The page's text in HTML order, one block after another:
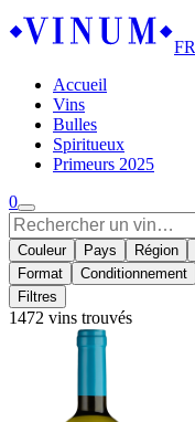
FR
Accueil
Vins
Bulles
Spiritueux
Primeurs 2025
0
Couleur Pays Région
Format
Conditionnement
Filtres
1472 vins trouvés